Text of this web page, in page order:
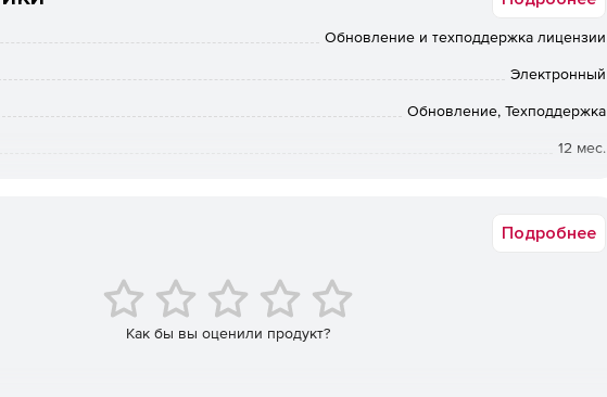
After Effects
– более 220 модулей визуальных эффектов для After Effects, Premier
– около 130 модулей визуальных эффектов для Autodesk Flame, Inferno, Smoke,
Vegas Pro, Toxik/Composite, Baselight, Film Master и Mistika.
– около 220 модулей визуальных эффектов для Final Cut Pro и Motion,
Обновление и техподдержка лицензии
Электронный
Обновление, Техподдержка
12 мес.
Подробнее
Как бы вы оценили продукт?